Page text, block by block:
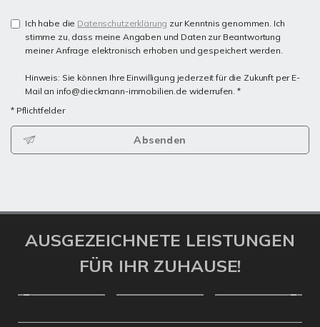
Ich habe die Datenschutzerklärung zur Kenntnis genommen. Ich
stimme zu, dass meine Angaben und Daten zur Beantwortung
meiner Anfrage elektronisch erhoben und gespeichert werden.
Hinweis: Sie können Ihre Einwilligung jederzeit für die Zukunft per E-
Mail an info@dieckmann-immobilien.de widerrufen. *
* Pflichtfelder
Absenden
AUSGEZEICHNETE LEISTUNGEN
FÜR IHR ZUHAUSE!